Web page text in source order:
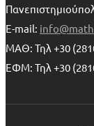
E-mail:
ΜΑΘ: Τηλ +30
ΕΦΜ: Τηλ +30